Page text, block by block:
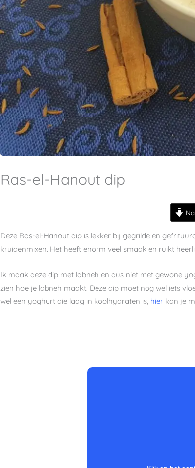
Ras-el-Hanout dip
Deze Ras-el-Hanout dip is lekker bij gegrilde en
kruidenmixen. Het heeft enorm veel smaak en ruikt
Ik maak deze dip met labneh en dus niet met gewone
zien hoe je labneh maakt. Deze dip moet nog wel iets
wel een yoghurt die laag in koolhydraten is, hier kan je